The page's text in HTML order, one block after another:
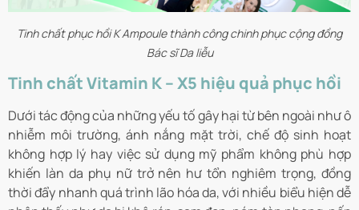
Tinh chất phục hồi K Ampoule thành công chinh phục cộng đồng
Bác sĩ Da liễu
Tinh chất Vitamin K – X5 hiệu quả phục hồi
Dưới tác động của những yếu tố gây hại từ bên ngoài như ô
nhiễm môi trường, ánh nắng mặt trời, chế độ sinh hoạt
không hợp lý hay việc sử dụng mỹ phẩm không phù hợp
khiến làn da phụ nữ trở nên hư tổn nghiêm trọng, đồng
thời đẩy nhanh quá trình lão hóa da, với nhiều biểu hiện dễ